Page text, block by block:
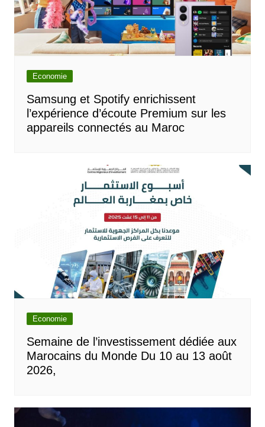
Economie
Samsung et Spotify enrichissent
l’expérience d’écoute Premium sur les
appareils connectés au Maroc
Economie
Semaine de l’investissement dédiée aux
Marocains du Monde Du 10 au 13 août
2026,